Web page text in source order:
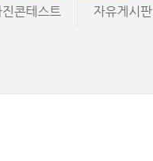
콘테스트 자유게시판